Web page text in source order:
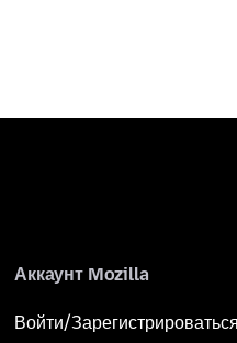
Аккаунт Mozilla
Войти/Зарегистрироваться